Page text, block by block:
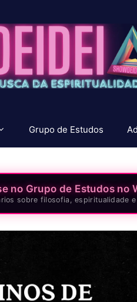
Grupo de Estudos
no Grupo de Estudos no
sobre filosofia, espiritualidade